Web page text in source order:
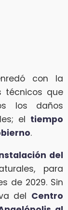
con la
técnicos que
los daños
el tiempo
.
del
para
de 2029. Sin
del Centro